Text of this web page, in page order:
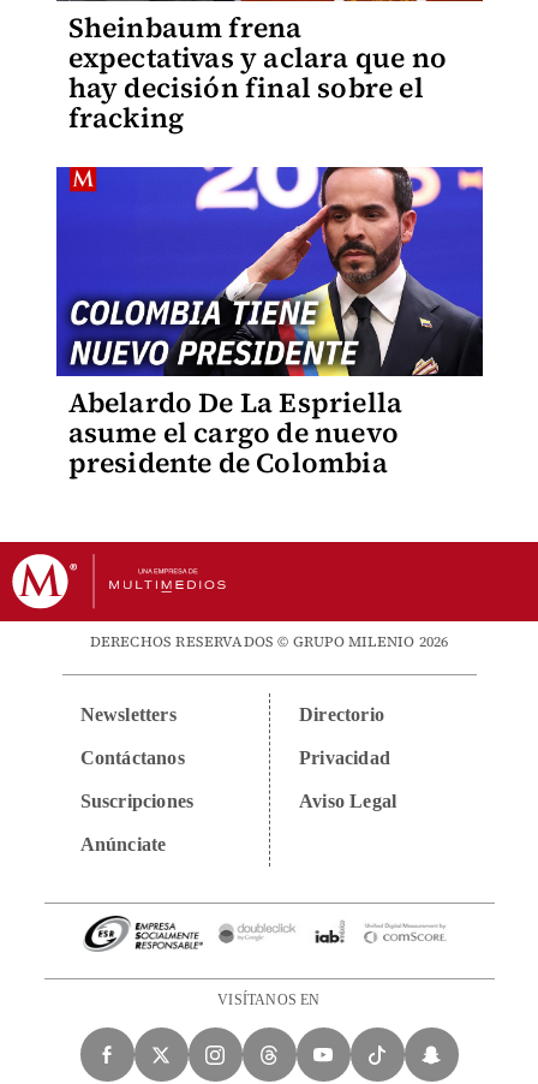
Sheinbaum frena
expectativas y aclara que no
hay decisión final sobre el
fracking
Abelardo De La Espriella
asume el cargo de nuevo
presidente de Colombia
DERECHOS RESERVADOS © GRUPO MILENIO 2026
Newsletters
Contáctanos
Suscripciones
Anúnciate
Directorio
Privacidad
Aviso Legal
VISÍTANOS EN